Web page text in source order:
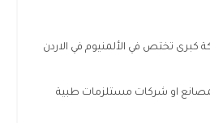
تختص في الألمنيوم في الاردن
او شركات مستلزمات طبية